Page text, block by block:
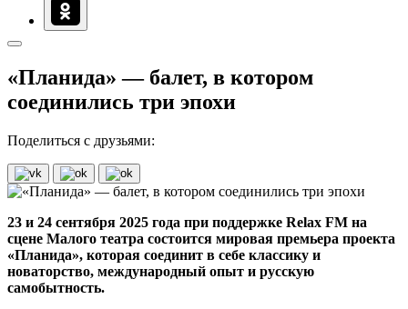
«Планида» — балет, в котором
соединились три эпохи
Поделиться с друзьями:
23 и 24 сентября 2025 года при поддержке Relaх FM на
сцене Малого театра состоится мировая премьера проекта
«Планида», которая соединит в себе классику и
новаторство, международный опыт и русскую
самобытность.